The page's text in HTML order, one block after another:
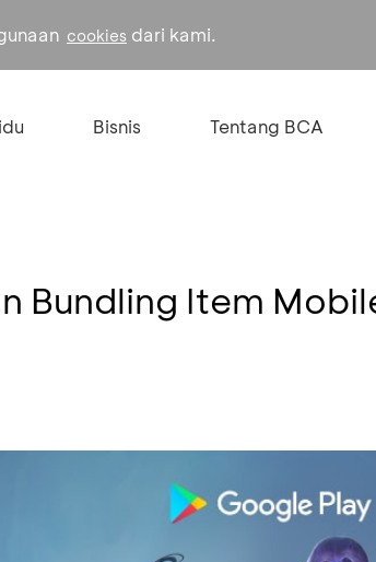
cookies dari kami.
Bisnis Tentang BCA
Bundling Item